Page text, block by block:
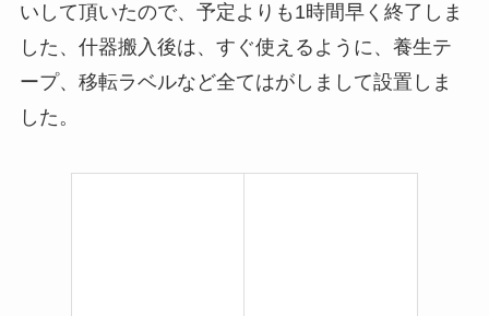
いして頂いたので、予定よりも1時間早く終了しま
した、什器搬入後は、すぐ使えるように、養生テ
ープ、移転ラベルなど全てはがしまして設置しま
した。